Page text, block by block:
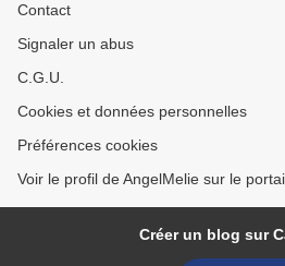
Contact
Signaler un abus
C.G.U.
Cookies et données personnelles
Préférences cookies
Voir le profil de AngelMelie sur le
Créer un blog sur